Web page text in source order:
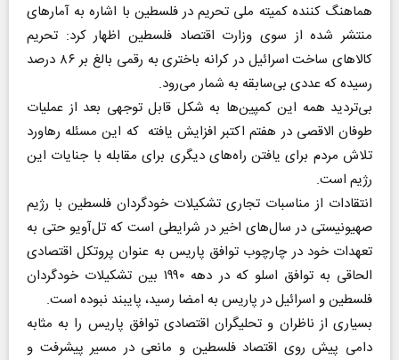
هماهنگ کننده کمیته ملی تحریم در فلسطین با اشاره به آمار‌های
منتشر شده از سوی وزارت اقتصاد فلسطین اظهار کرد: تحریم
کالا‌های ساخت اسرائیل در کرانه باختری به رقمی بالغ بر ۸۶ درصد
رسیده که عددی بی‌سابقه به شمار می‌رود.
بی‌تردید همه این کمپین‌ها به شکل قابل توجهی بعد از عملیات
طوفان الاقصی در هفتم اکتبر افزایش یافته که این مسئله رهاورد
تلاش مردم برای یافتن راه‌های دیگری برای مقابله با جنایات این
رژیم است.
انتقادات از مناسبات تجاری تشکیلات خودگردان فلسطین با رژیم
صهیونیستی در سال‌های اخیر در شرایطی است که تل‌آویو حتی به
تعهدات خود در چارچوب توافق پاریس به عنوان پروتکل اقتصادی
الحاقی به توافق اسلو که در دهه ۱۹۹۰ بین تشکیلات خودگردان
فلسطین و اسرائیل در پاریس به امضا رسید، پایبند نبوده است.
بسیاری از ناظران و تحلیگران اقتصادی توافق پاریس را به مثابه
دامی پیش روی اقتصاد فلسطین و مانعی در مسیر پیشرفت و